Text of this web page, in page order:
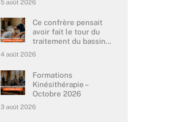
5 août 2026
Ce confrère pensait
avoir fait le tour du
traitement du bassin…
4 août 2026
Formations
Kinésithérapie –
Octobre 2026
3 août 2026